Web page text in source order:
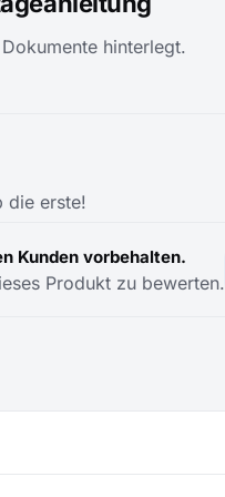
hinterlegt.
die erste!
Kunden vorbehalten.
Produkt zu bewerten.